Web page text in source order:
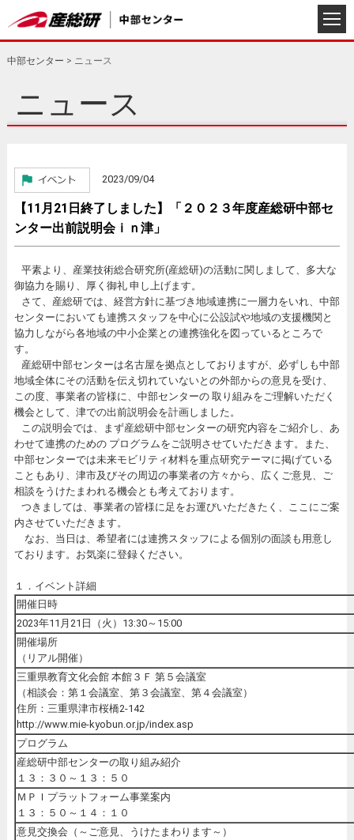
中部センター > ニュース
ニュース
2023/09/04
【11月21日終了しました】「２０２３年度産総研中部セ
ンター出前説明会ｉｎ津」
平素より、産業技術総合研究所(産総研)の活動に関しまして、多大な
御協力を賜り、厚く御礼 申し上げます。
さて、産総研では、経営方針に基づき地域連携に一層力をいれ、中部
センターにおいても連携スタッフを中心に公設試や地域の支援機関と
協力しながら各地域の中小企業との連携強化を図っているところで
す。
産総研中部センターは名古屋を拠点としておりますが、必ずしも中部
地域全体にその活動を伝え切れていないとの外部からの意見を受け、
この度、事業者の皆様に、中部センターの 取り組みをご理解いただく
機会として、津での出前説明会を計画しました。
この説明会では、まず産総研中部センターの研究内容をご紹介し、あ
わせて連携のための プログラムをご説明させていただきます。また、
中部センターでは未来モビリティ材料を重点研究テーマに掲げている
こともあり、津市及びその周辺の事業者の方々から、広くご意見、ご
相談をうけたまわれる機会とも考えております。
つきましては、事業者の皆様に足をお運びいただきたく、ここにご案
内させていただきます。
なお、当日は、希望者には連携スタッフによる個別の面談も用意し
ております。お気楽に登録ください。
１．イベント詳細
開催日時
2023年11月21日（火）13:30～15:00
開催場所
（リアル開催）
三重県教育文化会館 本館３Ｆ 第５会議室
（相談会：第１会議室、第３会議室、第４会議室）
住所：三重県津市桜橋2-142
http://www.mie-kyobun.or.jp/index.asp
プログラム
産総研中部センターの取り組み紹介
１３：３０～１３：５０
ＭＰＩプラットフォーム事業案内
１３：５０～１４：１０
意見交換会（～ご意見、うけたまわります～）